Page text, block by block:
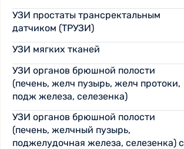
УЗИ простаты трансректальным
датчиком (ТРУЗИ)
УЗИ мягких тканей
УЗИ органов брюшной полости
(печень, желч пузырь, желч протоки,
подж железа, селезенка)
УЗИ органов брюшной полости
(печень, желчный пузырь,
поджелудочная железа, селезенка) с